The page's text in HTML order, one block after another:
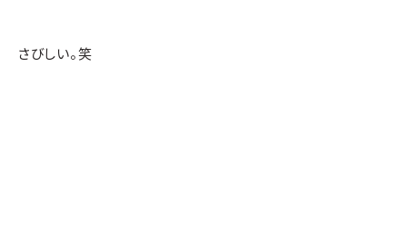
さびしい。笑